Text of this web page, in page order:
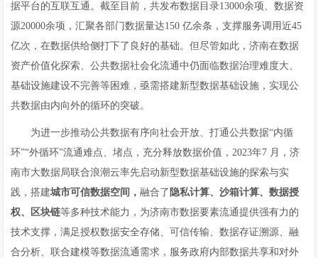
据平台的互联互通。截至目前，共发布数据目录13000余项、数据资
源20000余项，汇聚各部门数据量达150 亿余条，支撑服务调用近45
亿次，在数据供给侧打下了良好的基础。但尽管如此，济南在数据
资产价值化探索、公共数据社会化流通中仍面临数据治理难度大、
基础设施建设不完善等困难，亟需搭建新型数据基础设施，实现公
共数据由内向外的循环的突破。
为进一步推动公共数据有序向社会开放、打通公共数据“内循
环”“外循环”流通难点、堵点，充分释放数据价值，2023年7 月，济
南市大数据局联合浪潮云率先启动新型数据基础设施的探索与实
践，搭建城市可信数据空间，融合了 隐私计算、沙箱计算、数据授
权、区块链等多种技术能力，为济南市数据要素流通提供强有力的
技术支撑，满足授权数据安全存储、可信传输、数据存证溯源、融
合分析、联合建模等数据流通需求，服务政府内部数据共享和对外